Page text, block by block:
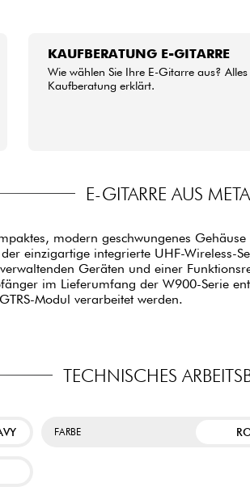
KAUFBERATUNG E-GITARRE
Wie wählen Sie Ihre E-Gitarre aus?
Kaufberatung erklärt.
E-GITARRE AUS
modern geschwungenes
einzigartige integrierte UHF-
Geräten und einer
im Lieferumfang der W900-Serie
Modul verarbeitet werden.
TECHNISCHES
FARBE